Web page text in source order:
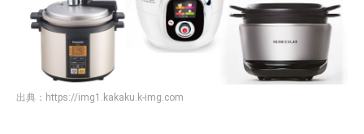
出典： https://img1.kakaku.k-img.com